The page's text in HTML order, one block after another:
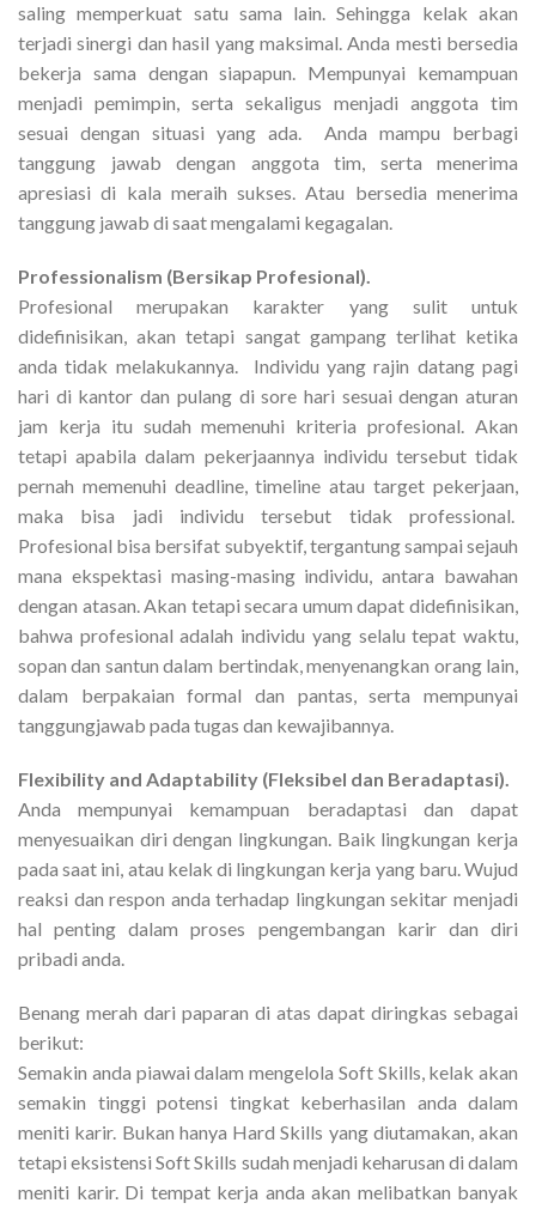
saling memperkuat satu sama lain. Sehingga kelak akan
terjadi sinergi dan hasil yang maksimal. Anda mesti bersedia
bekerja sama dengan siapapun. Mempunyai kemampuan
menjadi pemimpin, serta sekaligus menjadi anggota tim
sesuai dengan situasi yang ada. Anda mampu berbagi
tanggung jawab dengan anggota tim, serta menerima
apresiasi di kala meraih sukses. Atau bersedia menerima
tanggung jawab di saat mengalami kegagalan.
Professionalism (Bersikap Profesional).
Profesional merupakan karakter yang sulit untuk
didefinisikan, akan tetapi sangat gampang terlihat ketika
anda tidak melakukannya. Individu yang rajin datang pagi
hari di kantor dan pulang di sore hari sesuai dengan aturan
jam kerja itu sudah memenuhi kriteria profesional. Akan
tetapi apabila dalam pekerjaannya individu tersebut tidak
pernah memenuhi deadline, timeline atau target pekerjaan,
maka bisa jadi individu tersebut tidak professional.
Profesional bisa bersifat subyektif, tergantung sampai sejauh
mana ekspektasi masing-masing individu, antara bawahan
dengan atasan. Akan tetapi secara umum dapat didefinisikan,
bahwa profesional adalah individu yang selalu tepat waktu,
sopan dan santun dalam bertindak, menyenangkan orang lain,
dalam berpakaian formal dan pantas, serta mempunyai
tanggungjawab pada tugas dan kewajibannya.
Flexibility and Adaptability (Fleksibel dan Beradaptasi).
Anda mempunyai kemampuan beradaptasi dan dapat
menyesuaikan diri dengan lingkungan. Baik lingkungan kerja
pada saat ini, atau kelak di lingkungan kerja yang baru. Wujud
reaksi dan respon anda terhadap lingkungan sekitar menjadi
hal penting dalam proses pengembangan karir dan diri
pribadi anda.
Benang merah dari paparan di atas dapat diringkas sebagai
berikut:
Semakin anda piawai dalam mengelola Soft Skills, kelak akan
semakin tinggi potensi tingkat keberhasilan anda dalam
meniti karir. Bukan hanya Hard Skills yang diutamakan, akan
tetapi eksistensi Soft Skills sudah menjadi keharusan di dalam
meniti karir. Di tempat kerja anda akan melibatkan banyak